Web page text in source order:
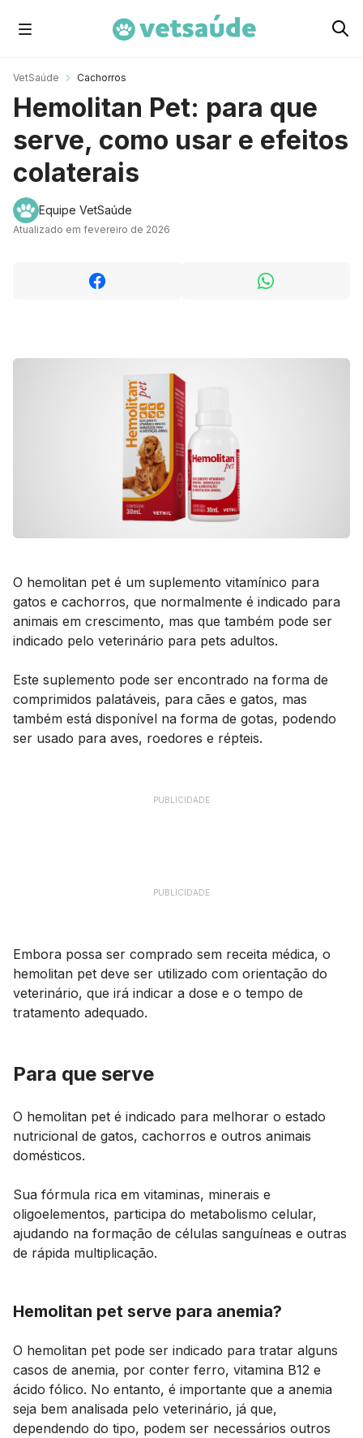
Gatos
Roedores
Aves
VetSaúde Cachorros
Hemolitan Pet: para que
serve, como usar e efeitos
colaterais
Equipe VetSaúde
Atualizado em fevereiro de 2026
O hemolitan pet é um suplemento vitamínico para
gatos e cachorros, que normalmente é indicado para
animais em crescimento, mas que também pode ser
indicado pelo veterinário para pets adultos.
Este suplemento pode ser encontrado na forma de
comprimidos palatáveis, para cães e gatos, mas
também está disponível na forma de gotas, podendo
ser usado para aves, roedores e répteis.
PUBLICIDADE
PUBLICIDADE
Embora possa ser comprado sem receita médica, o
hemolitan pet deve ser utilizado com orientação do
veterinário, que irá indicar a dose e o tempo de
tratamento adequado.
Para que serve
O hemolitan pet é indicado para melhorar o estado
nutricional de gatos, cachorros e outros animais
domésticos.
Sua fórmula rica em vitaminas, minerais e
oligoelementos, participa do metabolismo celular,
ajudando na formação de células sanguíneas e outras
de rápida multiplicação.
Hemolitan pet serve para anemia?
O hemolitan pet pode ser indicado para tratar alguns
casos de anemia, por conter ferro, vitamina B12 e
ácido fólico. No entanto, é importante que a anemia
seja bem analisada pelo veterinário, já que,
dependendo do tipo, podem ser necessários outros